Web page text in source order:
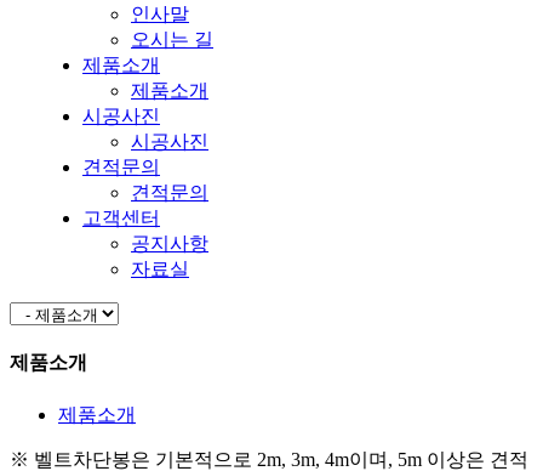
인사말
오시는 길
제품소개
제품소개
시공사진
시공사진
견적문의
견적문의
고객센터
공지사항
자료실
제품소개
제품소개
※ 벨트차단봉은 기본적으로 2m, 3m, 4m이며, 5m 이상은 견적